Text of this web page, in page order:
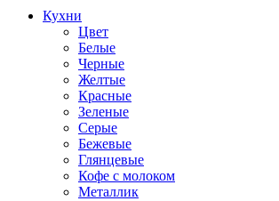
Кухни
Цвет
Белые
Черные
Желтые
Красные
Зеленые
Серые
Бежевые
Глянцевые
Кофе с молоком
Металлик